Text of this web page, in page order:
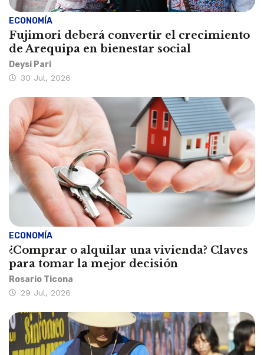
ECONOMÍA
Fujimori deberá convertir el crecimiento
de Arequipa en bienestar social
Deysi Pari
30 Jul, 2026
ECONOMÍA
¿Comprar o alquilar una vivienda? Claves
para tomar la mejor decisión
Rosario Ticona
29 Jul, 2026